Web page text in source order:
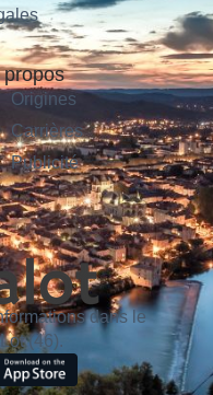
propos
Origines
Carrières
Publicité
dans le
(46).